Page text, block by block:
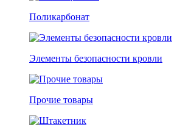
Поликарбонат
Элементы безопасности кровли
Прочие товары